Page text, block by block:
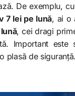
De exemplu,
7 lei pe lună, ai o
, cei dragi
Important
plasă de